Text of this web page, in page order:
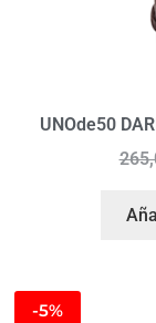
UNOde50
-5%